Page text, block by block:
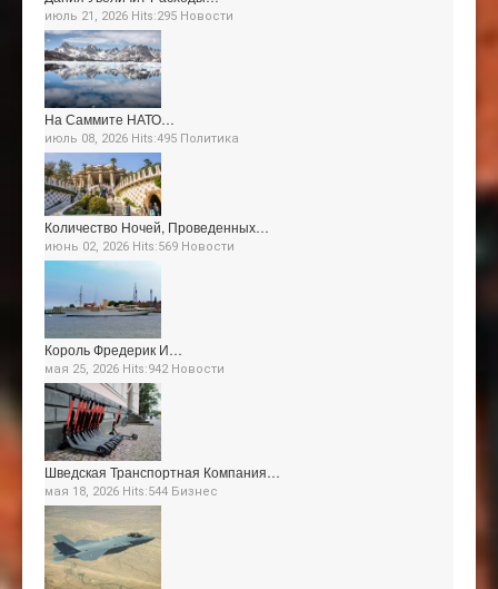
июль 21, 2026 Hits:295 Новости
На Саммите НАТО…
июль 08, 2026 Hits:495 Политика
Количество Ночей, Проведенных…
июнь 02, 2026 Hits:569 Новости
Король Фредерик И…
мая 25, 2026 Hits:942 Новости
Шведская Транспортная Компания…
мая 18, 2026 Hits:544 Бизнес